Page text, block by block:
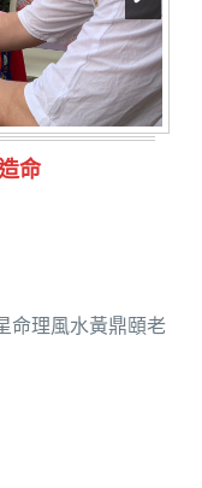
命
命理風水黃鼎頤老